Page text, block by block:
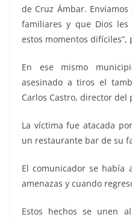
de Cruz Ámbar.
familiares y que Dios
estos momentos difíciles”,
En ese mismo
asesinado a tiros el
Carlos Castro, director del
La víctima fue atacada
un restaurante bar de su
El comunicador se había
amenazas y cuando
Estos hechos se unen